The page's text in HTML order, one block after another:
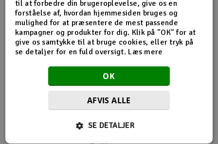
Fra anlægget til Sørlandet Modelbådklub
til at forbedre din brugeroplevelse, give os en
forståelse af, hvordan hjemmesiden bruges og
mulighed for at præsentere de mest passende
kampagner og produkter for dig. Klik på "OK" for at
give os samtykke til at bruge cookies, eller tryk på
se detaljer for en fuld oversigt. Læs mere
OK
AFVIS ALLE
SE DETALJER